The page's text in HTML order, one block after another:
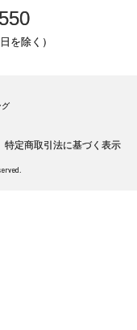
を除く）
グ
特定商取引法に基づく表示